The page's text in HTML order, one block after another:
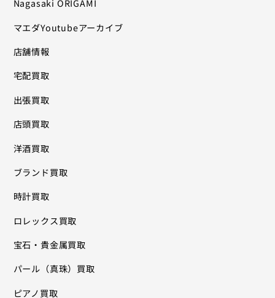
Nagasaki ORIGAMI
マエダYoutubeアーカイブ
店舗情報
宅配買取
出張買取
店頭買取
洋酒買取
ブランド買取
時計買取
ロレックス買取
宝石・貴金属買取
パール（真珠）買取
ピアノ買取